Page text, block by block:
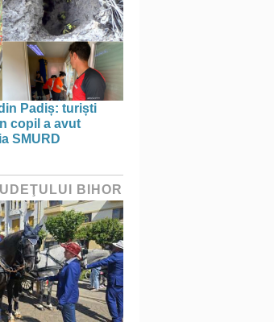
Padiș: turiști
copil a avut
SMURD
BIHOR